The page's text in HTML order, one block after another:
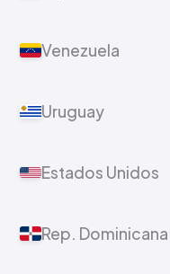
Venezuela
Uruguay
Estados Unidos
Rep. Dominicana